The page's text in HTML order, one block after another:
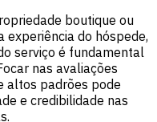
boutique ou
experiência do hóspede,
serviço é fundamental
nas avaliações
altos padrões pode
e credibilidade nas